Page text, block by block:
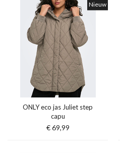
Nieuw
ONLY eco jas Juliet step
capu
€ 69,99